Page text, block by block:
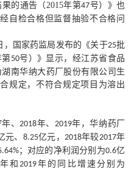
的通告（2015年第47号）》也
自检合格但监督抽验不合格问
，国家药监局发布的《关于25批
第 50号）》显示，经江苏省食品
南华纳大药厂股份有限公司生
规定，不符合规定项目为溶出
年、2018年、 2019年，华纳药厂
元、 8.25亿元， 2018年较2017年
；对应的净利润分别为0.6亿
和2019年的同比增速分别为